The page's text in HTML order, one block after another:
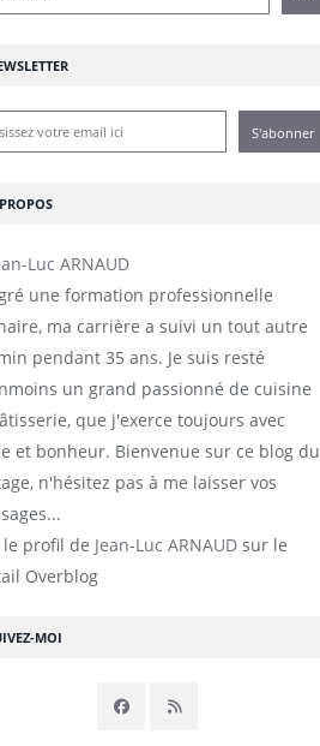
MOI
une formation professionnelle
ma carrière a suivi un tout autre
pendant 35 ans. Je suis resté
un grand passionné de cuisine
que j'exerce toujours avec
et bonheur. Bienvenue sur ce blog du
n'hésitez pas à me laisser vos
le profil de Jean-Luc ARNAUD sur le
Overblog